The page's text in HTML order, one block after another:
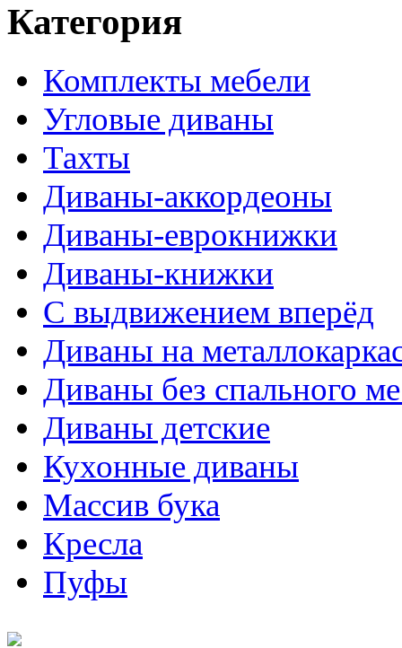
Категория
Комплекты мебели
Угловые диваны
Тахты
Диваны-аккордеоны
Диваны-еврокнижки
Диваны-книжки
С выдвижением вперёд
Диваны на
Диваны без спального
Диваны детские
Кухонные диваны
Массив бука
Кресла
Пуфы